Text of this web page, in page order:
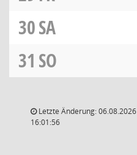
30SA
31 SO
Letzte Änderung: 06.08.2026
16:01:56